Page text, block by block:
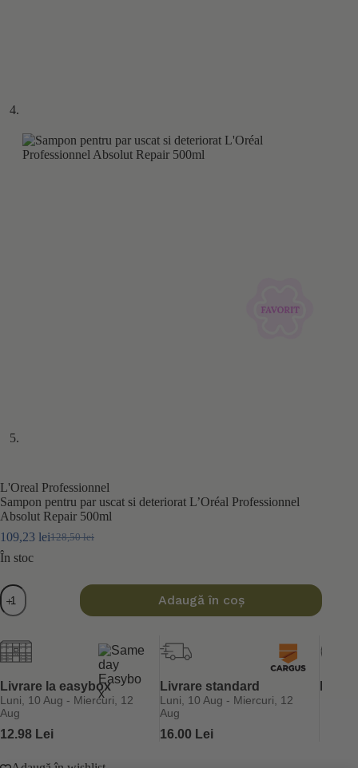
L'Oreal Professionnel
Sampon pentru par uscat si deteriorat L’Oréal Professionnel
Absolut Repair 500ml
128,50lei
Prețul
109,23 leiPrețul
109,23 lei.
În stoc
Cantitate
Sampon
pentru
uscat
si
L'Oréal
Professionnel
Absolut
Repair
500ml
Adaugă în coș
Livrare la easybox
Luni, 10 Aug - Miercuri, 12
Aug
12.98 Lei
Livrare standard
Luni, 10 Aug - Miercuri, 12
Aug
16.00 Lei